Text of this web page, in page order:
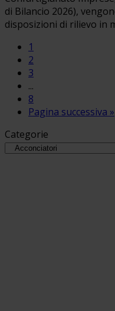
di Bilancio 2026),
disposizioni di rilievo in
1
2
3
...
8
Pagina successiva »
Categorie